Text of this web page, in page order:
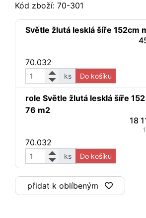
Kód zboží: 70-301
Světle žlutá lesklá šíře 152cm
70.032
ks Do košíku
role Světle žlutá lesklá šíře
76 m2
18
70.032
ks Do košíku
přidat k oblíbeným